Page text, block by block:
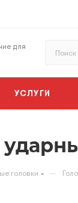
для
УСЛУГИ
головки —